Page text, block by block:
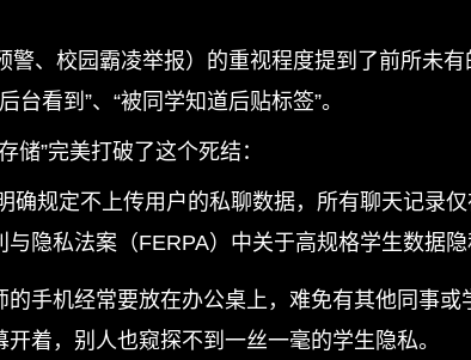
、校园霸凌举报）的重视程度提到了前所未
看到”、“被同学知道后贴标签”。
储”完美打破了这个死结：
确规定不上传用户的私聊数据，所有聊天记录
隐私法案（FERPA）中关于高规格学生数据隐
的手机经常要放在办公桌上，难免有其他同事
着，别人也窥探不到一丝一毫的学生隐私。